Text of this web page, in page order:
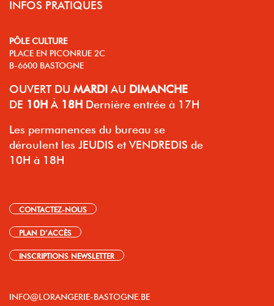
INFOS PRATIQUES
PÔLE CULTURE
PLACE EN PICONRUE 2C
B-6600 BASTOGNE
OUVERT DU MARDI AU DIMANCHE
DE 10H À 18H Dernière entrée à 17H
Les permanences du bureau se
déroulent les JEUDIS et VENDREDIS de
10H à 18H
CONTACTEZ-NOUS
PLAN D’ACCÈS
INSCRIPTIONS NEWSLETTER
INFO@LORANGERIE-BASTOGNE.BE